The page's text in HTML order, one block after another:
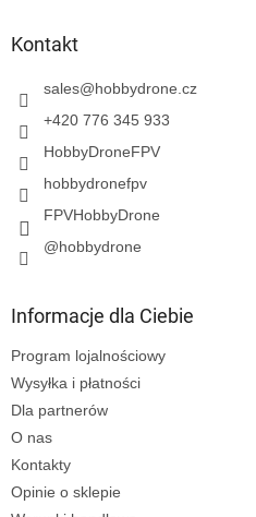
Kontakt
sales@hobbydrone.cz
+420 776 345 933
HobbyDroneFPV
hobbydronefpv
FPVHobbyDrone
@hobbydrone
Informacje dla Ciebie
Program lojalnościowy
Wysyłka i płatności
Dla partnerów
O nas
Kontakty
Opinie o sklepie